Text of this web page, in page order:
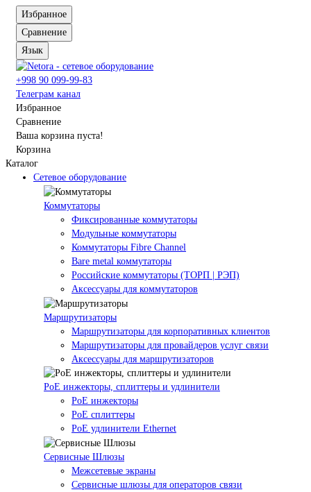
Избранное
Сравнение
Язык
+998 90 099-99-83
Телеграм канал
Избранное
Сравнение
Ваша корзина пуста!
Корзина
Каталог
Сетевое оборудование
Коммутаторы
Фиксированные коммутаторы
Модульные коммутаторы
Коммутаторы Fibre Channel
Bare metal коммутаторы
Российские коммутаторы (ТОРП | РЭП)
Аксессуары для коммутаторов
Маршрутизаторы
Маршрутизаторы для корпоративных клиентов
Маршрутизаторы для провайдеров услуг связи
Аксессуары для маршрутизаторов
PoE инжекторы, сплиттеры и удлинители
PoE инжекторы
PoE сплиттеры
PoE удлинители Ethernet
Сервисные Шлюзы
Межсетевые экраны
Сервисные шлюзы для операторов связи